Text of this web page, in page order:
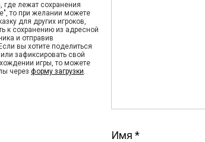
где лежат сохранения
то при желании можете
для других игроков,
к сохранению из адресной
и отправив
вы хотите поделиться
зафиксировать свой
игры, то можете
через форму загрузки.
Имя *